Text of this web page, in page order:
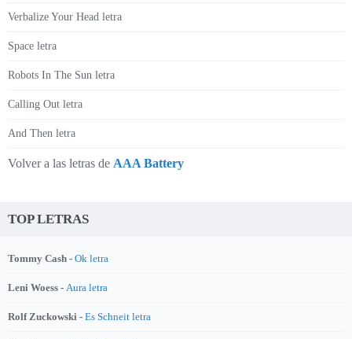
Verbalize Your Head letra
Space letra
Robots In The Sun letra
Calling Out letra
And Then letra
Volver a las letras de AAA Battery
TOP LETRAS
Tommy Cash - Ok letra
Leni Woess - Aura letra
Rolf Zuckowski - Es Schneit letra